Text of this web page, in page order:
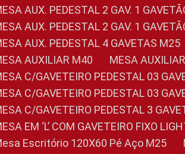
MESA AUX. PEDESTAL 2 GAV. 1
MESA AUX. PEDESTAL 2 GAV. 1
MESA AUX. PEDESTAL 4 GAVETAS M25
MESA AUXILIAR M40
MESA
MESA C/GAVETEIRO PEDESTAL 03
MESA C/GAVETEIRO PEDESTAL 03
MESA C/GAVETEIRO PEDESTAL 3
MESA EM ‘L’ COM GAVETEIRO FIXO
Mesa Escritório 120X60 Pé Aço M25